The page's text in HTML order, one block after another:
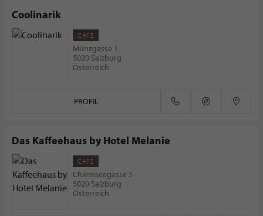
Coolinarik
CAFÉ
Münzgasse 1
5020 Salzburg
Österreich
PROFIL
Das Kaffeehaus by Hotel Melanie
CAFÉ
Chiemseegasse 5
5020 Salzburg
Österreich